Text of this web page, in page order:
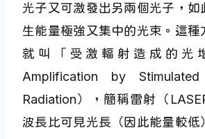
光子又可激發出另兩個光子，如
生能量極強又集中的光束。這種
就叫「受激輻射造成的光
Amplification by
Radiation），簡稱雷射（
波長比可見光長（因此能量較低